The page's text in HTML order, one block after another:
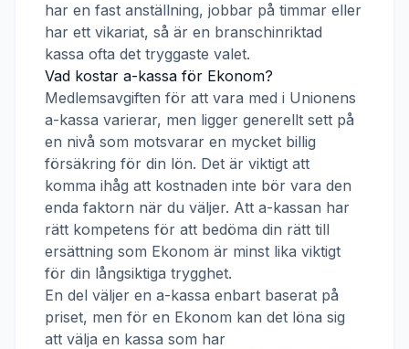
har en fast anställning, jobbar på timmar eller
har ett vikariat, så är en branschinriktad
kassa ofta det tryggaste valet.
Vad kostar a-kassa för Ekonom?
Medlemsavgiften för att vara med i Unionens
a-kassa varierar, men ligger generellt sett på
en nivå som motsvarar en mycket billig
försäkring för din lön. Det är viktigt att
komma ihåg att kostnaden inte bör vara den
enda faktorn när du väljer. Att a-kassan har
rätt kompetens för att bedöma din rätt till
ersättning som Ekonom är minst lika viktigt
för din långsiktiga trygghet.
En del väljer en a-kassa enbart baserat på
priset, men för en Ekonom kan det löna sig
att välja en kassa som har